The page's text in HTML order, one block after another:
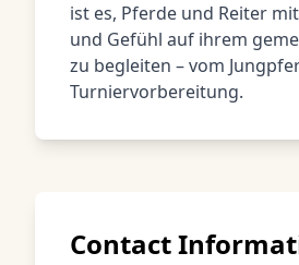
ist es, Pferde und Reiter
und Gefühl auf ihrem
zu begleiten – vom
Turniervorbereitung.
Contact